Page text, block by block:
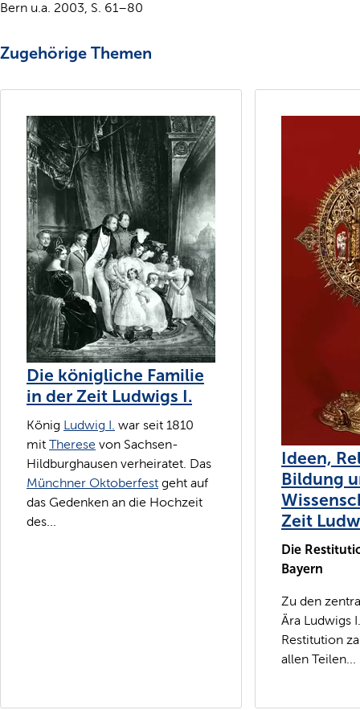
Bern u.a. 2003, S. 61–80
Zugehörige Themen
Die königliche Familie
in der Zeit Ludwigs I.
König Ludwig I. war seit 1810
mit Therese von Sachsen-
Hildburghausen verheiratet. Das
Münchner Oktoberfest geht auf
das Gedenken an die Hochzeit
des...
Ideen,
Bildung
Zeit
Die
Bayern
Zu den
Ära Ludwigs
Restitution
allen Teilen...